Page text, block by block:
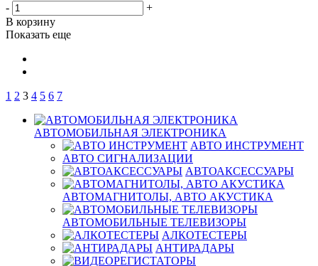
-
+
В корзину
Показать еще
1 2 3 4 5 6 7
АВТОМОБИЛЬНАЯ ЭЛЕКТРОНИКА
АВТО ИНСТРУМЕНТ
АВТО СИГНАЛИЗАЦИИ
АВТОАКСЕССУАРЫ
АВТОМАГНИТОЛЫ, АВТО АКУСТИКА
АВТОМОБИЛЬНЫЕ ТЕЛЕВИЗОРЫ
АЛКОТЕСТЕРЫ
АНТИРАДАРЫ